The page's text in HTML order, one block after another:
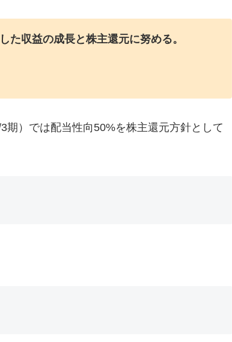
た収益の成長と株主還元に努める。
）では配当性向50%を株主還元方針として